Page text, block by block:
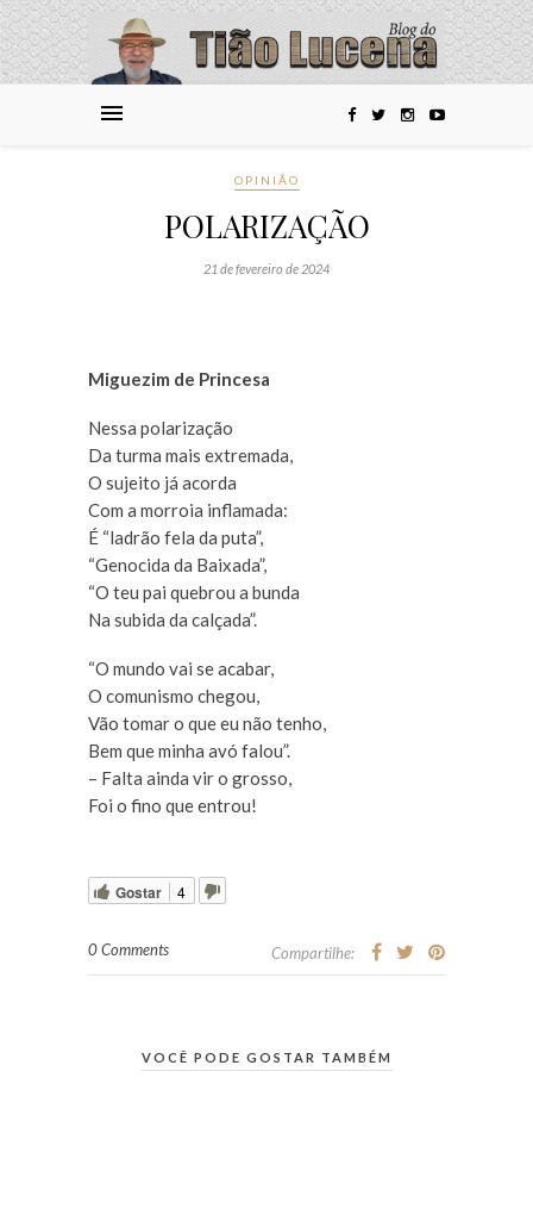
OPINIÃO
POLARIZAÇÃO
21 de fevereiro de 2024
Miguezim de Princesa
Nessa polarização
Da turma mais extremada,
O sujeito já acorda
Com a morroia inflamada:
É “ladrão fela da puta”,
“Genocida da Baixada”,
“O teu pai quebrou a bunda
Na subida da calçada”.
“O mundo vai se acabar,
O comunismo chegou,
Vão tomar o que eu não tenho,
Bem que minha avó falou”.
– Falta ainda vir o grosso,
Foi o fino que entrou!
Gostar 4
0 Comments Compartilhe:
VOCÊ PODE GOSTAR TAMBÉM